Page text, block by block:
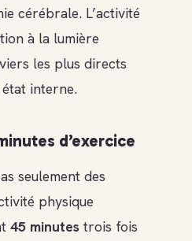
cérébrale. L’activité
à la lumière
les plus directs
interne.
d’exercice
seulement des
physique
45 minutestrois fois